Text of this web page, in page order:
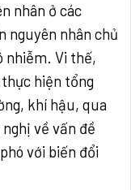
nhân ở các
nguyên nhân chủ
nhiễm. Vi thế,
hiện tổng
khí hậu, qua
về vấn đề
với biến đổi